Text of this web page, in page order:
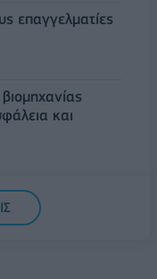
επαγγελματίες
και
ζήτημα των
χρονοβόρες